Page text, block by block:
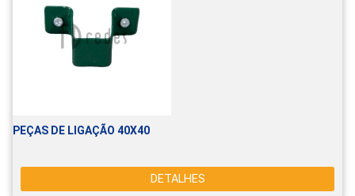
PEÇAS DE LIGAÇÃO 40X40
DETALHES